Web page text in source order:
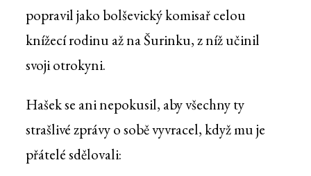
popravil jako bolševický komisař celou
knížecí rodinu až na Šurinku, z níž učinil
svoji otrokyni.
Hašek se ani nepokusil, aby všechny ty
strašlivé zprávy o sobě vyvracel, když mu je
přátelé sdělovali: